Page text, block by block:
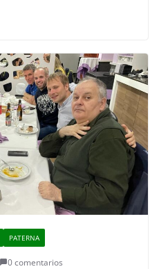
PATERNA
0 comentarios